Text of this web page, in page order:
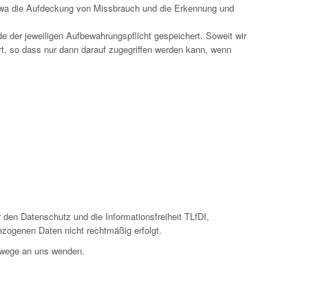
die Aufdeckung von Missbrauch und die Erkennung und
der jeweiligen Aufbewahrungspflicht gespeichert. Soweit wir
so dass nur dann darauf zugegriffen werden kann, wenn
Datenschutz und die Informationsfreiheit TLfDI,
Daten nicht rechtmäßig erfolgt.
an uns wenden.